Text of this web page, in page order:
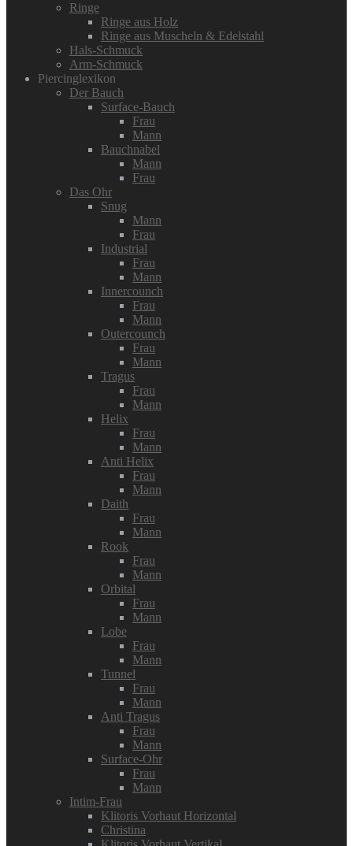
Ringe
Ringe aus Holz
Ringe aus Muscheln & Edelstahl
Hals-Schmuck
Arm-Schmuck
Piercinglexikon
Der Bauch
Surface-Bauch
Frau
Mann
Bauchnabel
Mann
Frau
Das Ohr
Snug
Mann
Frau
Industrial
Frau
Mann
Innercounch
Frau
Mann
Outercounch
Frau
Mann
Tragus
Frau
Mann
Helix
Frau
Mann
Anti Helix
Frau
Mann
Daith
Frau
Mann
Rook
Frau
Mann
Orbital
Frau
Mann
Lobe
Frau
Mann
Tunnel
Frau
Mann
Anti Tragus
Frau
Mann
Surface-Ohr
Frau
Mann
Intim-Frau
Klitoris Vorhaut Horizontal
Christina